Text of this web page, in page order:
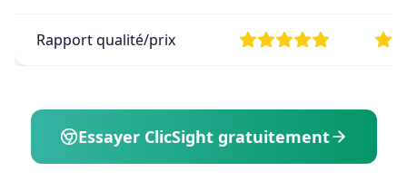
Rapport qualité/prix
Essayer ClicSight gratuitement